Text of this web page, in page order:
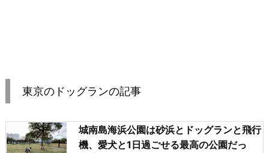
東京のドッグランの記事
城南島海浜公園は砂浜とドッグランと飛行
機、愛犬と1日過ごせる最高の公園だっ